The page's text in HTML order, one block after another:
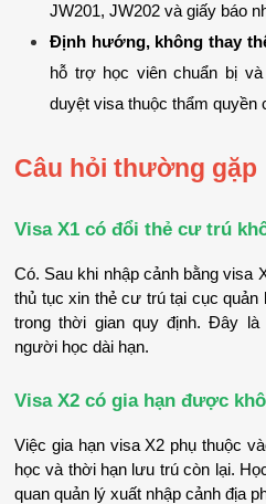
JW201, JW202 và giấy báo
Định hướng, không thay
hỗ trợ học viên chuẩn bị
duyệt visa thuộc thẩm quyền
Câu hỏi thường gặp
Visa X1 có đổi thẻ cư trú
Có. Sau khi nhập cảnh bằng visa
thủ tục xin thẻ cư trú tại cục
trong thời gian quy định. Đây
người học dài hạn.
Visa X2 có gia hạn được
Việc gia hạn visa X2 phụ thuộc
học và thời hạn lưu trú còn lại.
quan quản lý xuất nhập cảnh địa